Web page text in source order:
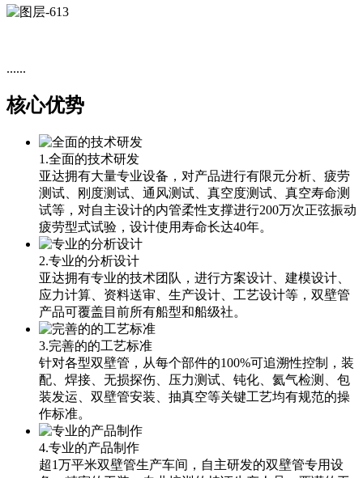
......
核心优势
1.全面的技术研发
亚达拥有大量专业设备，对产品进行有限元分析、疲劳
测试、刚度测试、通风测试、真空度测试、真空寿命测
试等，对自主设计的内管柔性支撑进行200万次正弦振动
疲劳型式试验，设计使用寿命长达40年。
2.专业的分析设计
亚达拥有专业的技术团队，进行方案设计、建模设计、
应力计算、资料送审、生产设计、工艺设计等，双壁管
产品可覆盖目前所有船型和船级社。
3.完善的的工艺标准
针对各型双壁管，从每个部件的100%可追溯性控制，装
配、焊接、无损探伤、压力测试、钝化、氦气检测、包
装发运、双壁管安装、抽真空等关键工艺均有规范的操
作标准。
4.专业的产品制作
超1万平米双壁管生产车间，自主研发的双壁管专用设